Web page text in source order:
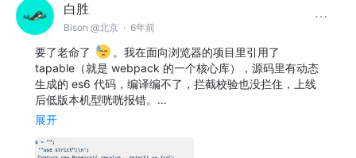
白胜
Bison @北京 · 6年前
要了老命了
。我在面向浏览器的项目里引用了
tapable（就是 webpack 的一个核心库），源码里有动态
生成的 es6 代码，编译编不了，拦截校验也没拦住，上线
后低版本机型咣咣报错。…
展开